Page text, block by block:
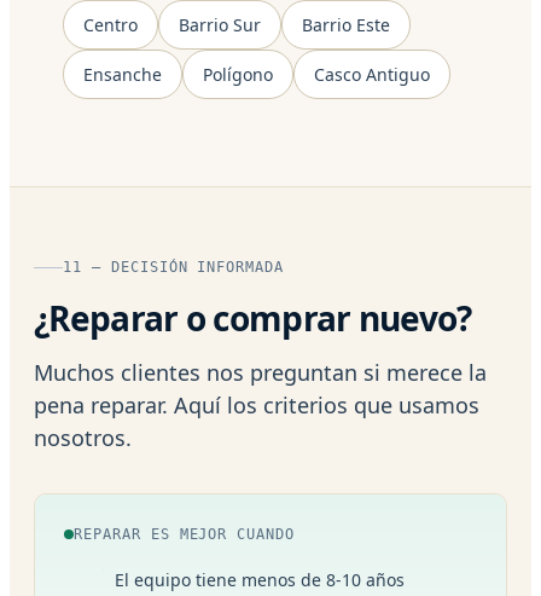
Centro Barrio Sur Barrio Este
Ensanche Polígono Casco Antiguo
11 — DECISIÓN INFORMADA
¿Reparar o comprar nuevo?
Muchos clientes nos preguntan si merece la
pena reparar. Aquí los criterios que usamos
nosotros.
REPARAR ES MEJOR CUANDO
El equipo tiene menos de 8-10 años